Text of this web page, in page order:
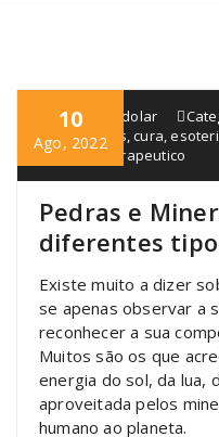
10
Ago, 2022
blogmagiadolar
casa ,cristais ,cura ,
protecao, terapeutico
Pedras e
diferentes
Existe muito a dizer
se apenas observar a
reconhecer a sua
Muitos são os que
energia do sol, da lua,
aproveitada pelos
humano ao planeta.